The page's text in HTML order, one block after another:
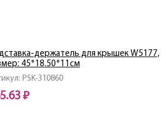
PSK-310860
держатель для крышек W5177,
45*18.50*11см
₽